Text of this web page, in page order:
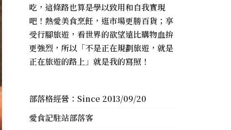
吃，這條路也算是學以致用和自我實現
吧！熱愛美食烹飪，逛市場更勝百貨；享
受行腳旅遊，看世界的欲望遠比購物血拚
更強烈，所以「不是正在規劃旅遊，就是
正在旅遊的路上」就是我的寫照！
部落格經營：Since 2013/09/20
愛食記駐站部落客